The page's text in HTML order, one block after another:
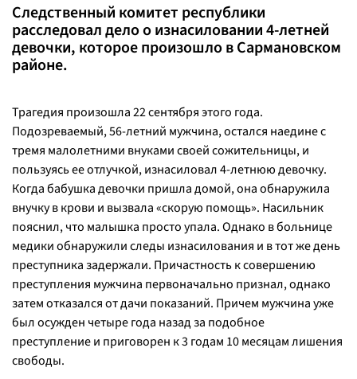
Следственный комитет республики
расследовал дело о изнасиловании 4-летней
девочки, которое произошло в Сармановском
районе.
Трагедия произошла 22 сентября этого года.
Подозреваемый, 56-летний мужчина, остался наедине с
тремя малолетними внуками своей сожительницы, и
пользуясь ее отлучкой, изнасиловал 4-летнюю девочку.
Когда бабушка девочки пришла домой, она обнаружила
внучку в крови и вызвала «скорую помощь». Насильник
пояснил, что малышка просто упала. Однако в больнице
медики обнаружили следы изнасилования и в тот же день
преступника задержали. Причастность к совершению
преступления мужчина первоначально признал, однако
затем отказался от дачи показаний. Причем мужчина уже
был осужден четыре года назад за подобное
преступление и приговорен к 3 годам 10 месяцам лишения
свободы.